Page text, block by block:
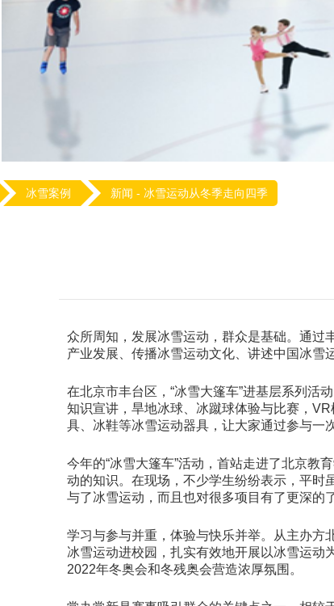
冰雪案例 新闻 - 冰雪运动从冬季走向四季
众所周知，发展冰雪运动，群众是基础。通过
产业发展、传播冰雪运动文化、讲述中国冰雪
在北京市丰台区，“冰雪大篷车”进基层系列活
知识宣讲，旱地冰球、冰蹴球体验与比赛，
具、冰鞋等冰雪运动器具，让大家通过参与一
今年的“冰雪大篷车”活动，首站走进了北京教
动的知识。在现场，不少学生纷纷表示，平时
与了冰雪运动，而且也对很多项目有了更深的
学习与参与并重，体验与快乐并举。从主办方
冰雪运动进校园，扎实有效地开展以冰雪运
2022年冬奥会和冬残奥会营造浓厚氛围。